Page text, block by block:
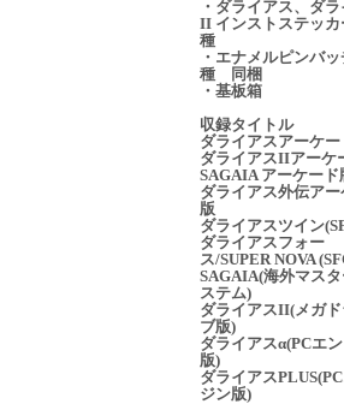
・ダライアス、ダ
II インストステッカ
種
・エナメルピンバ
種 同梱
・基板箱
収録タイトル
ダライアスアーケー
ダライアスIIアーケ
SAGAIA アーケード
ダライアス外伝ア
版
ダライアスツイン
ダライアスフォー
ス/SUPER NOVA
SAGAIA(海外マス
ステム)
ダライアスII(メガ
ブ版)
ダライアスα(PCエ
版)
ダライアス
ジン版)